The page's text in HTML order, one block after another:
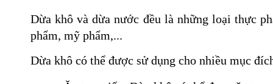
Dừa khô và dừa nước đều là những loại thực
phẩm, mỹ phẩm,...
Dừa khô có thể được sử dụng cho nhiều mục